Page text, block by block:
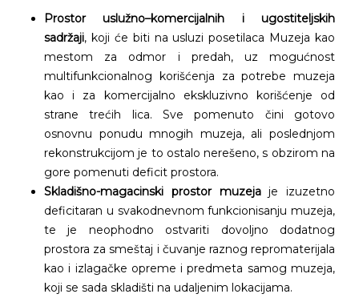
Prostor uslužno–komercijalnih i ugostiteljskih
sadržaji, koji će biti na usluzi posetilaca Muzeja kao
mestom za odmor i predah, uz mogućnost
multifunkcionalnog korišćenja za potrebe muzeja
kao i za komercijalno ekskluzivno korišćenje od
strane trećih lica. Sve pomenuto čini gotovo
osnovnu ponudu mnogih muzeja, ali poslednjom
rekonstrukcijom je to ostalo nerešeno, s obzirom na
gore pomenuti deficit prostora.
Skladišno-magacinski prostor muzejaje izuzetno
deficitaran u svakodnevnom funkcionisanju muzeja,
te je neophodno ostvariti dovoljno dodatnog
prostora za smeštaj i čuvanje raznog repromaterijala
kao i izlagačke opreme i predmeta samog muzeja,
koji se sada skladišti na udaljenim lokacijama.